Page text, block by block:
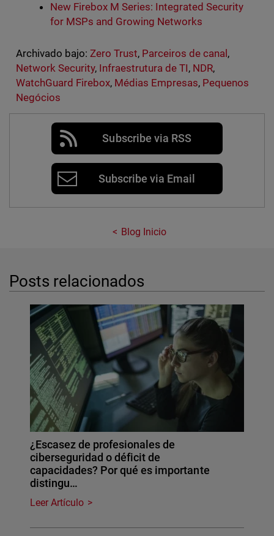
New Firebox M Series: Integrated Security
for MSPs and Growing Networks
Archivado bajo: Zero Trust, Parceiros de canal ,
Network Security, Infraestrutura de TI, NDR,
WatchGuard Firebox, Médias Empresas, Pequenos
Negócios
Subscribe via RSS
Subscribe via Email
Blog Inicio
Posts relacionados
¿Escasez de profesionales de
ciberseguridad o déficit de
capacidades? Por qué es importante
distingu…
Leer Artículo